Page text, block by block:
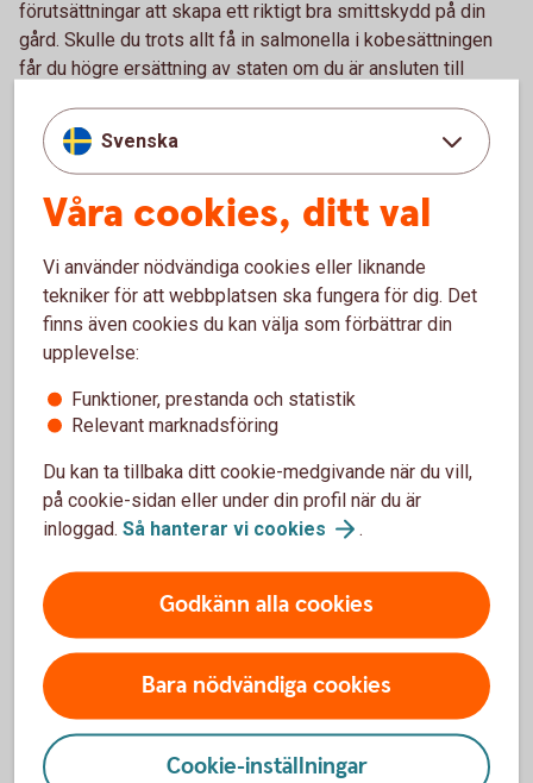
förutsättningar att skapa ett riktigt bra smittskydd på din
gård. Skulle du trots allt få in salmonella i kobesättningen
får du högre ersättning av staten om du är ansluten till
Den vanligaste smittkällan i djurbesättningar är nyinköpta
– Eftersom det är en så stor riskfaktor är jag förvånad över
sjukdomar är ett hot både mot djurhälsan, lönsamheten och i
förlängningen även livsmedelsförsörjningen. Med ganska
enkla medel och lite professionell guidning kan man
komma långt, säger hon.
Helenas tips för ett bättre
smittskydd
Skaffa strikta mottagningsrutiner för nya djur, och följ
dem
Använd framtagna hälsodeklarationer, så att du fångar
upp de relevanta frågeställningarna när du köper djur.
Svenska
Våra cookies, ditt val
Vi använder nödvändiga cookies eller liknande
tekniker för att webbplatsen ska fungera för dig. Det
finns även cookies du kan välja som förbättrar din
upplevelse:
Funktioner, prestanda och statistik
Relevant marknadsföring
Du kan ta tillbaka ditt cookie-medgivande när du vill,
på cookie-sidan eller under din profil när du är
inloggad. Så hanterar vi cookies .
Godkänn alla cookies
Bara nödvändiga cookies
Cookie-inställningar